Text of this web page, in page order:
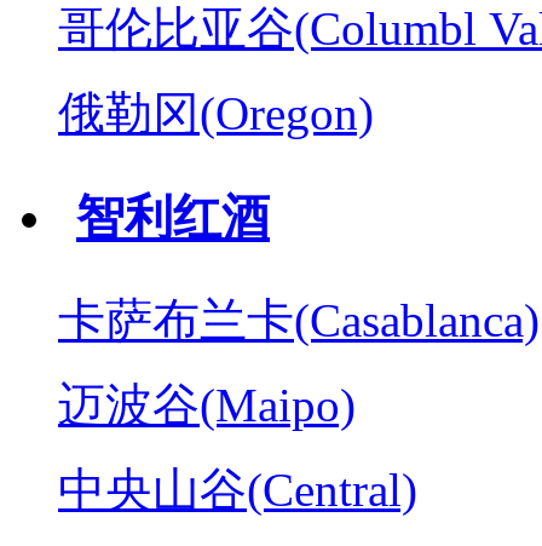
哥伦比亚谷(Columbl
俄勒冈(Oregon)
智利红酒
卡萨布兰卡(Casablanca)
迈波谷(Maipo)
中央山谷(Central)